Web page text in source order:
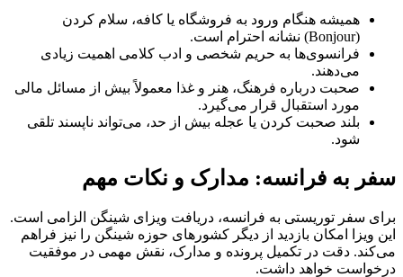
همیشه هنگام ورود به فروشگاه یا کافه، سلام کردن
(Bonjour) نشانه احترام است.
فرانسوی‌ها به حریم شخصی و ادب کلامی اهمیت زیادی
می‌دهند.
صحبت درباره فرهنگ، هنر و غذا معمولاً بیش از مسائل مالی
مورد استقبال قرار می‌گیرد.
بلند صحبت کردن یا عجله بیش از حد، می‌تواند ناپسند تلقی
شود.
سفر به فرانسه: مدارک و نکات مهم
برای سفر توریستی به فرانسه، دریافت ویزای شینگن الزامی است.
این ویزا امکان بازدید از دیگر کشورهای حوزه شینگن را نیز فراهم
می‌کند. دقت در تکمیل پرونده و مدارک، نقش مهمی در موفقیت
درخواست خواهد داشت.